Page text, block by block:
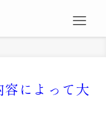
によって大